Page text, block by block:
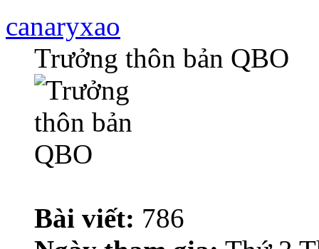
canaryxao
Trưởng thôn bản QBO
Bài viết: 786